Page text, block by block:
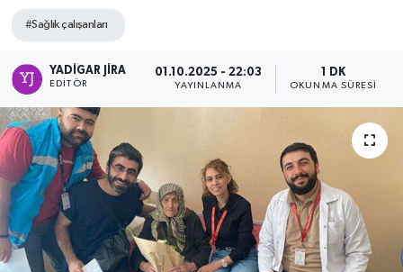
#Sağlık çalışanları
YADIGAR JIRA
EDITÖR
01.10.2025 - 22:03
YAYINLANMA
1 DK
OKUNMA SÜRESI